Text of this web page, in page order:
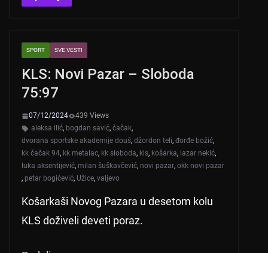
A
p
p
o
SPORT SVE VESTI
KLS: Novi Pazar – Sloboda
75:97
07/12/2024
439 Views
aleksa ilić, bogdan savić, čačak,
dvorana sportske akademije douš, džordon teli, đorđe božić,
kk čačak 94, kk metalac, kk sloboda, kls, košarka, lazar nekić,
luka aksentijević, milan šuškavčević, novi pazar, okk novi pazar
, petar bogićević, Užice, valjevo
Košarkaši Novog Pazara u desetom kolu
KLS doživeli deveti poraz.